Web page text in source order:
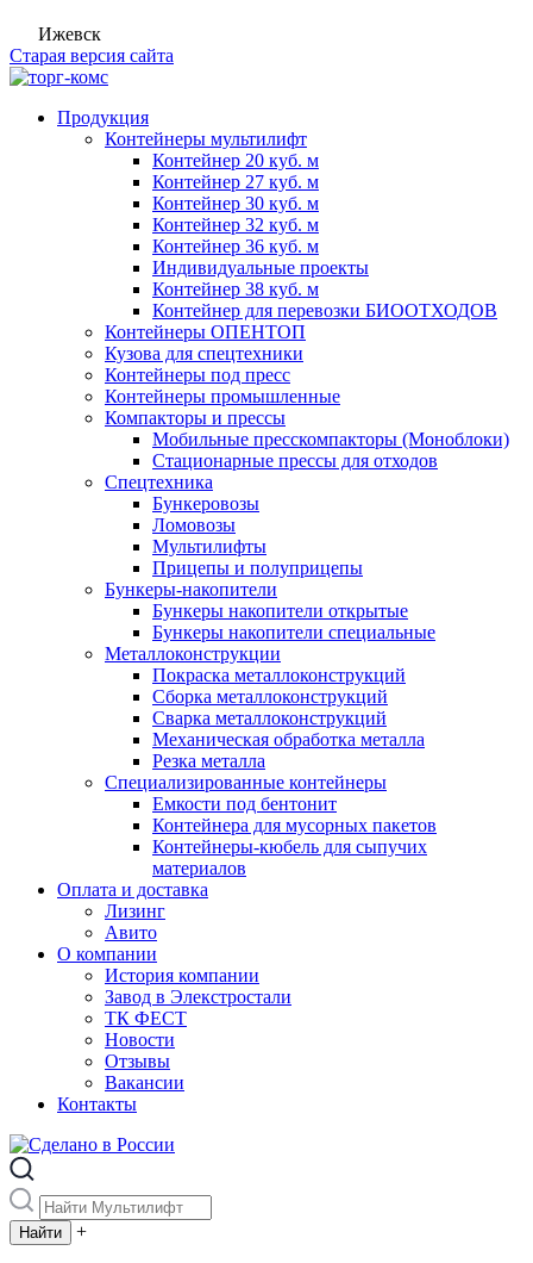
Ижевск
Старая версия сайта
Продукция
Контейнеры мультилифт
Контейнер 20 куб. м
Контейнер 27 куб. м
Контейнер 30 куб. м
Контейнер 32 куб. м
Контейнер 36 куб. м
Индивидуальные проекты
Контейнер 38 куб. м
Контейнер для перевозки БИООТХОДОВ
Контейнеры ОПЕНТОП
Кузова для спецтехники
Контейнеры под пресс
Контейнеры промышленные
Компакторы и прессы
Мобильные пресскомпакторы (Моноблоки)
Стационарные прессы для отходов
Спецтехника
Бункеровозы
Ломовозы
Мультилифты
Прицепы и полуприцепы
Бункеры-накопители
Бункеры накопители открытые
Бункеры накопители специальные
Металлоконструкции
Покраска металлоконструкций
Сборка металлоконструкций
Сварка металлоконструкций
Механическая обработка металла
Резка металла
Специализированные контейнеры
Емкости под бентонит
Контейнера для мусорных пакетов
Контейнеры-кюбель для сыпучих
материалов
Оплата и доставка
Лизинг
Авито
О компании
История компании
Завод в Элекстростали
ТК ФЕСТ
Новости
Отзывы
Вакансии
Контакты
+